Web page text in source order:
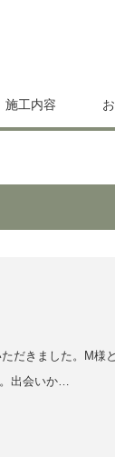
施工内容
だきました。M様と
出会いか…